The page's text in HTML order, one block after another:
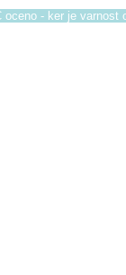
- ker je varnost